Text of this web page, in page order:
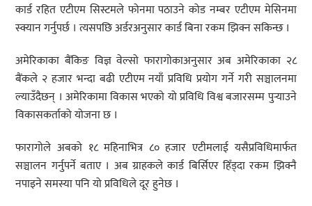
कार्ड रहित एटीएम सिस्टमले फोनमा पठाउने कोड नम्बर एटीएम मेसिनमा
स्क्यान गर्नुपर्छ । त्यसपछि अर्डरअनुसार कार्ड बिना रकम झिक्न सकिन्छ ।
अमेरिकाका बैंकिङ विज्ञ वेल्सो फारागोकाअनुसार अब अमेरिकाका २८
बैंकले २ हजार भन्दा बढी एटीएम नयाँ प्रविधि प्रयोग गर्ने गरी सञ्चालनमा
ल्याउँदैछन् । अमेरिकामा विकास भएको यो प्रविधि विश्व बजारसम्म पुर्‍याउने
विकासकर्ताको योजना छ ।
फारागोले अबको १८ महिनाभित्र ८० हजार एटीमलाई यसैप्रविधिमार्फत
सञ्चालन गर्नुपर्ने बताए । अब ग्राहकले कार्ड बिर्सिएर हिँड्दा रकम झिक्नै
नपाइने समस्या पनि यो प्रविधिले दूर हुनेछ ।